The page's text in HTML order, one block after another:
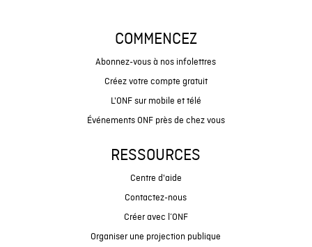
COMMENCEZ
Abonnez-vous à nos infolettres
Créez votre compte gratuit
L'ONF sur mobile et télé
Événements ONF près de chez vous
RESSOURCES
Centre d'aide
Contactez-nous
Créer avec l’ONF
Organiser une projection publique